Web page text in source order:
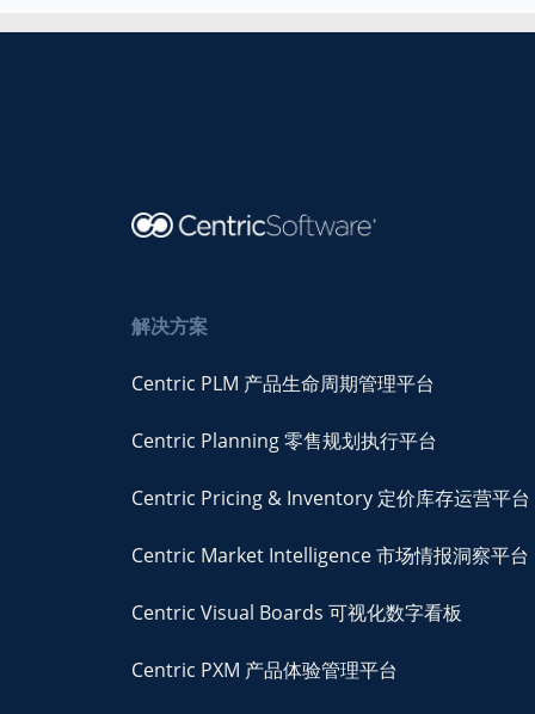
解决方案
Centric PLM 产品生命周期管理平台
Centric Planning 零售规划执行平台
Centric Pricing & Inventory 定价库存运营平台
Centric Market Intelligence 市场情报洞察平台
Centric Visual Boards 可视化数字看板
Centric PXM 产品体验管理平台